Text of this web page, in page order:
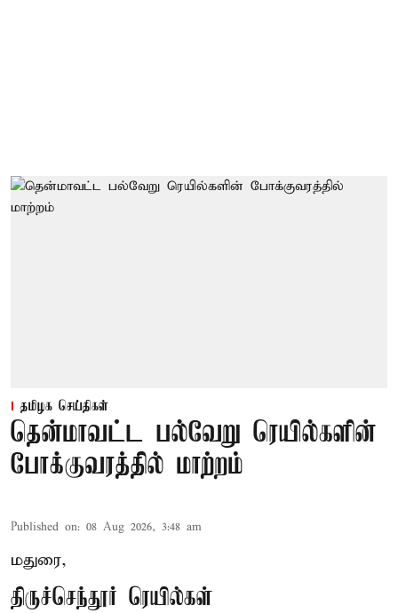
தமிழக செய்திகள்
தென்மாவட்ட பல்வேறு ரெயில்களின்
போக்குவரத்தில் மாற்றம்
Published on: 08 Aug 2026, 3:48 am
மதுரை,
திருச்செந்தூர் ரெயில்கள்